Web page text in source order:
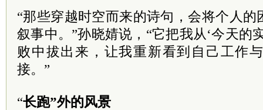
“那些穿越时空而来的诗句，会将个人
叙事中。”孙晓婧说，“它把我从‘今天的
败中拔出来，让我重新看到自己工作
接。”
“长跑”外的风景